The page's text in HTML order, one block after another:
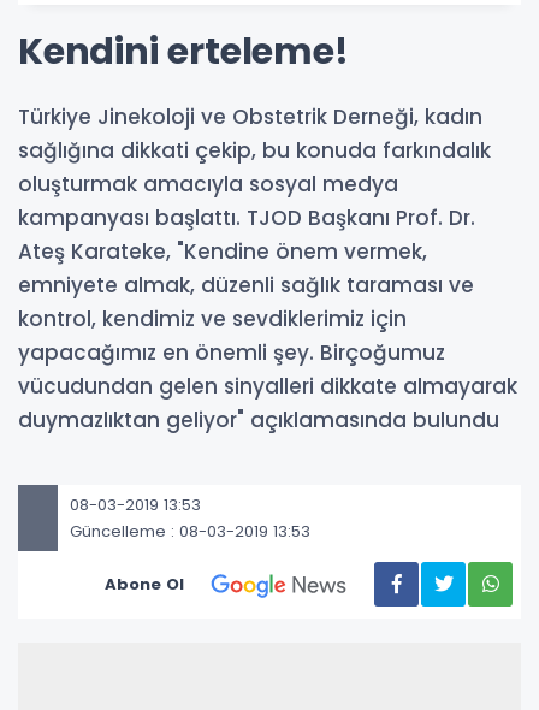
Kendini erteleme!
Türkiye Jinekoloji ve Obstetrik Derneği, kadın
sağlığına dikkati çekip, bu konuda farkındalık
oluşturmak amacıyla sosyal medya
kampanyası başlattı. TJOD Başkanı Prof. Dr.
Ateş Karateke, "Kendine önem vermek,
emniyete almak, düzenli sağlık taraması ve
kontrol, kendimiz ve sevdiklerimiz için
yapacağımız en önemli şey. Birçoğumuz
vücudundan gelen sinyalleri dikkate almayarak
duymazlıktan geliyor" açıklamasında bulundu
08-03-2019 13:53
Güncelleme : 08-03-2019 13:53
Abone Ol